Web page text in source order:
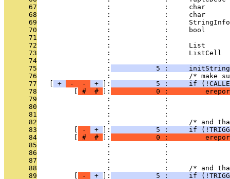
      67
:             :     char
      68
:             :     char
      69
:             :
      70
:             :     bool
      71
                 :             :
      72
:             :     List
      73
:             :     ListCell
      74
                 :             :
      75
                 :
5 :
      76
:             :     /* make
      77
+ - - + ]:
5 :     if
      78
# # ]:
0 :
      79
:             :
      80
:             :
      81
                 :             :
      82
:             :     /* and
      83
- + ]:
5 :     if
      84
# # ]:
0 :
      85
:             :
      86
:             :
      87
                 :             :
      88
:             :     /* and
      89
- + ]:
5 :     if